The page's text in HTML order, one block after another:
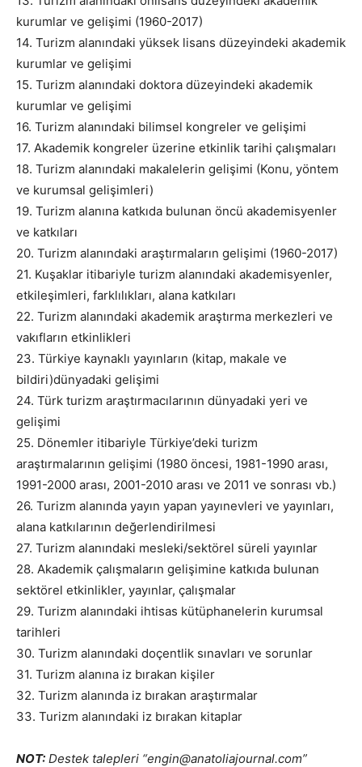
kurumlar ve gelişimi (1960-2017)
14. Turizm alanındaki yüksek lisans düzeyindeki akademik
kurumlar ve gelişimi
15. Turizm alanındaki doktora düzeyindeki akademik
kurumlar ve gelişimi
16. Turizm alanındaki bilimsel kongreler ve gelişimi
17. Akademik kongreler üzerine etkinlik tarihi çalışmaları
18. Turizm alanındaki makalelerin gelişimi (Konu, yöntem
ve kurumsal gelişimleri)
19. Turizm alanına katkıda bulunan öncü akademisyenler
ve katkıları
20. Turizm alanındaki araştırmaların gelişimi (1960-2017)
21. Kuşaklar itibariyle turizm alanındaki akademisyenler,
etkileşimleri, farklılıkları, alana katkıları
22. Turizm alanındaki akademik araştırma merkezleri ve
vakıfların etkinlikleri
23. Türkiye kaynaklı yayınların (kitap, makale ve
bildiri)dünyadaki gelişimi
24. Türk turizm araştırmacılarının dünyadaki yeri ve
gelişimi
25. Dönemler itibariyle Türkiye’deki turizm
araştırmalarının gelişimi (1980 öncesi, 1981-1990 arası,
1991-2000 arası, 2001-2010 arası ve 2011 ve sonrası vb.)
26. Turizm alanında yayın yapan yayınevleri ve yayınları,
alana katkılarının değerlendirilmesi
27. Turizm alanındaki mesleki/sektörel süreli yayınlar
28. Akademik çalışmaların gelişimine katkıda bulunan
sektörel etkinlikler, yayınlar, çalışmalar
29. Turizm alanındaki ihtisas kütüphanelerin kurumsal
tarihleri
30. Turizm alanındaki doçentlik sınavları ve sorunlar
31. Turizm alanına iz bırakan kişiler
32. Turizm alanında iz bırakan araştırmalar
33. Turizm alanındaki iz bırakan kitaplar
NOT: Destek talepleri “engin@anatoliajournal.com”